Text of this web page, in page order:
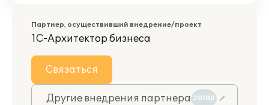
Партнер, осуществивший внедрение/проект
1С-Архитектор бизнеса
Связаться
Другие внедрения партнера 20100